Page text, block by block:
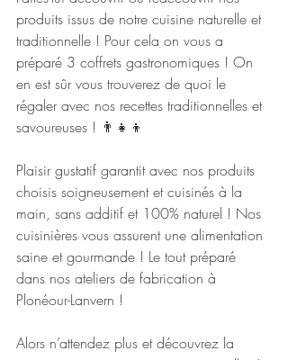
produits issus de notre cuisine naturelle et
traditionnelle ! Pour cela on vous a
préparé 3 coffrets gastronomiques ! On
en est sûr vous trouverez de quoi le
régaler avec nos recettes traditionnelles et
savoureuses ! 👨‍👧‍👦
Plaisir gustatif garantit avec nos produits
choisis soigneusement et cuisinés à la
main, sans additif et 100% naturel ! Nos
cuisinières vous assurent une alimentation
saine et gourmande ! Le tout préparé
dans nos ateliers de fabrication à
Plonéour-Lanvern !
Alors n’attendez plus et découvrez la